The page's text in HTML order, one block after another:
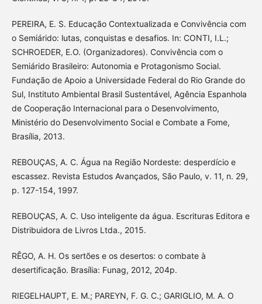
PEREIRA, E. S. Educação Contextualizada e Convivência com
o Semiárido: lutas, conquistas e desafios. In: CONTI, I.L.;
SCHROEDER, E.O. (Organizadores). Convivência com o
Semiárido Brasileiro: Autonomia e Protagonismo Social.
Fundação de Apoio a Universidade Federal do Rio Grande do
Sul, Instituto Ambiental Brasil Sustentável, Agência Espanhola
de Cooperação Internacional para o Desenvolvimento,
Ministério do Desenvolvimento Social e Combate a Fome,
Brasília, 2013.
REBOUÇAS, A. C. Água na Região Nordeste: desperdício e
escassez. Revista Estudos Avançados, São Paulo, v. 11, n. 29,
p. 127-154, 1997.
REBOUÇAS, A. C. Uso inteligente da água. Escrituras Editora e
Distribuidora de Livros Ltda., 2015.
RÊGO, A. H. Os sertões e os desertos: o combate à
desertificação. Brasília: Funag, 2012, 204p.
RIEGELHAUPT, E. M.; PAREYN, F. G. C.; GARIGLIO, M. A. O